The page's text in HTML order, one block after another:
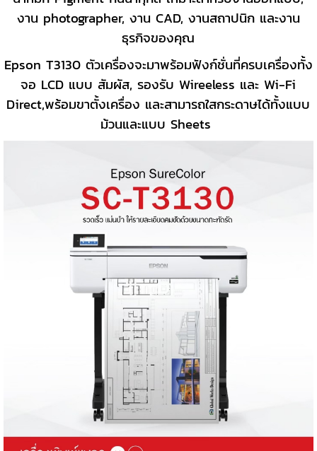
งาน photographer, งาน CAD, งานสถาปนิก และงาน
ธุรกิจของคุณ
Epson T3130 ตัวเครื่องจะมาพร้อมฟังก์ชั่นที่ครบเครื่องทั้ง
จอ LCD แบบ สัมผัส, รองรับ Wireeless และ Wi-Fi
Direct,พร้อมขาตั้งเครื่อง และสามารถใสกระดาษได้ทั้งแบบ
ม้วนและแบบ Sheets